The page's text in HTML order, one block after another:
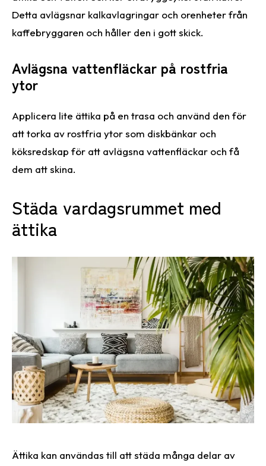
Detta avlägsnar kalkavlagringar och orenheter från
kaffebryggaren och håller den i gott skick.
Avlägsna vattenfläckar på rostfria
ytor
Applicera lite ättika på en trasa och använd den för
att torka av rostfria ytor som diskbänkar och
köksredskap för att avlägsna vattenfläckar och få
dem att skina.
Städa vardagsrummet med
ättika
Ättika kan användas till att städa många delar av